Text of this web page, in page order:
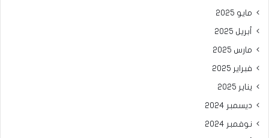
مايو 2025
أبريل 2025
مارس 2025
فبراير 2025
يناير 2025
ديسمبر 2024
نوفمبر 2024